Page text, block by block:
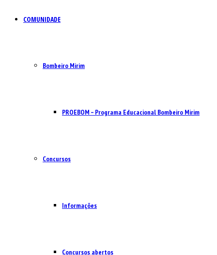
COMUNIDADE
Bombeiro Mirim
PROEBOM – Programa Educacional Bombeiro Mirim
Concursos
Informações
Concursos abertos